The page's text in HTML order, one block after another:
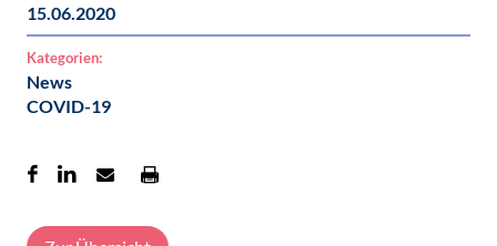
15.06.2020
Kategorien:
News
COVID-19